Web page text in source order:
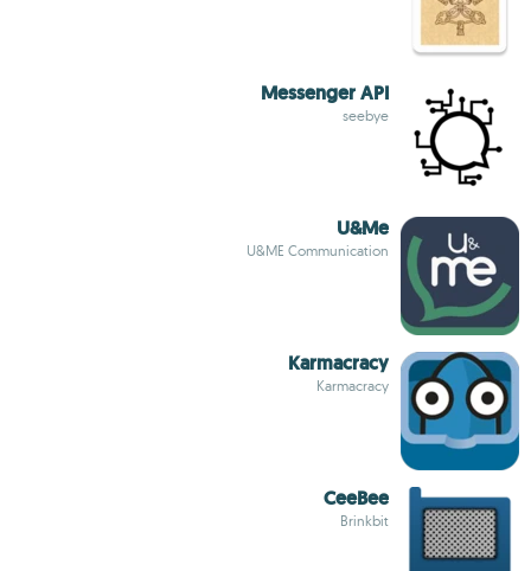
Messenger API
seebye
U&Me
U&ME Communication
Karmacracy
Karmacracy
CeeBee
Brinkbit